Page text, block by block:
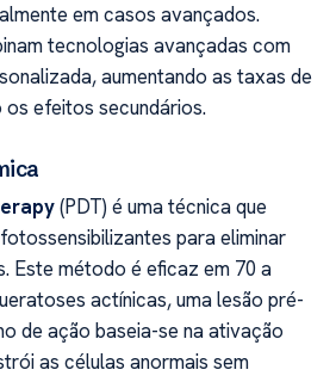
em casos avançados.
tecnologias avançadas com
aumentando as taxas de
efeitos secundários.
(PDT) é uma técnica que
para eliminar
Este método é eficaz em 70 a
actínicas, uma lesão pré-
de ação baseia-se na ativação
as células anormais sem